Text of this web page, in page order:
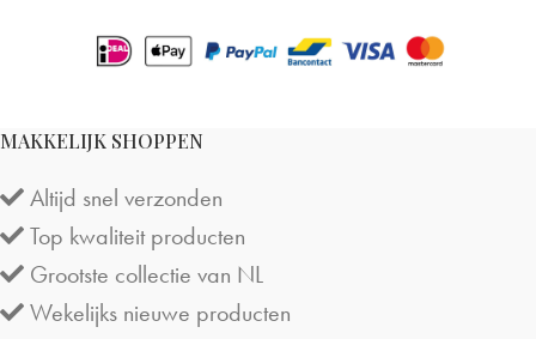
MAKKELIJK SHOPPEN
Altijd snel verzonden
Top kwaliteit producten
Grootste collectie van NL
Wekelijks nieuwe producten